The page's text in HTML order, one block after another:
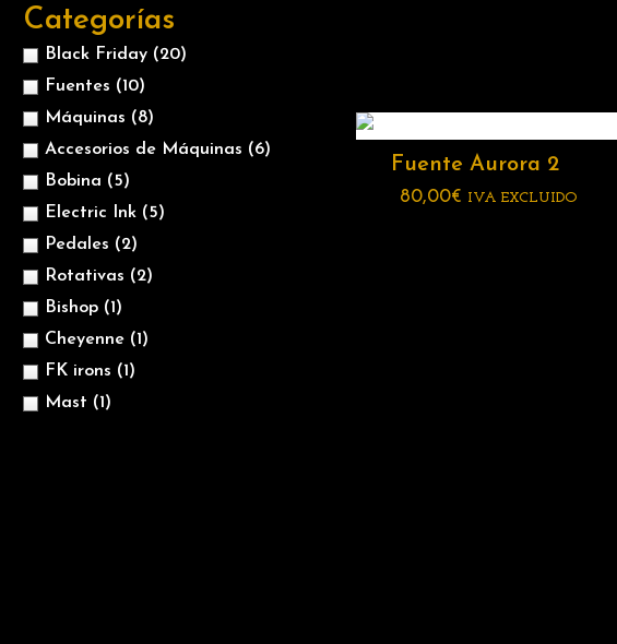
Categorías
Black Friday (20)
Fuentes (10)
Máquinas (8)
Accesorios de Máquinas (6)
Bobina (5)
Electric Ink (5)
Pedales (2)
Rotativas (2)
Bishop (1)
Cheyenne (1)
FK irons (1)
Mast (1)
Fuente Aurora 2
80,00€ IVA EXCLUIDO